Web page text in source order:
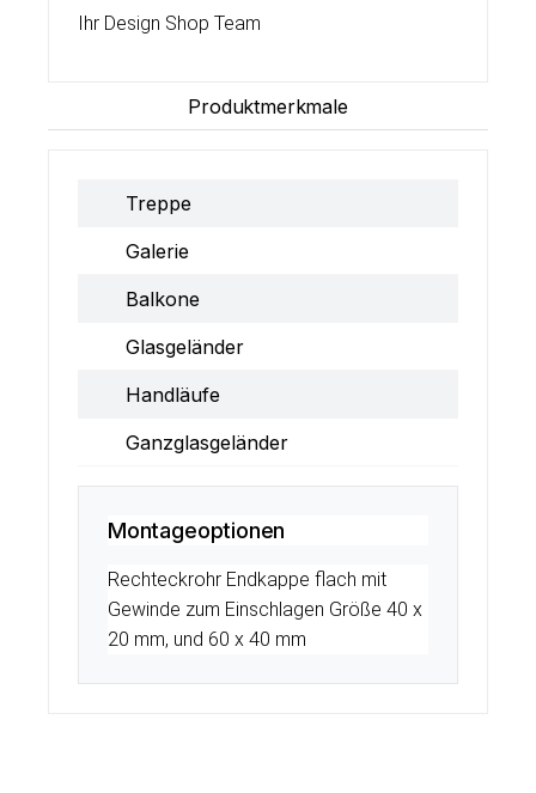
Ihr Design Shop Team
Produktmerkmale
Treppe
Galerie
Balkone
Glasgeländer
Handläufe
Ganzglasgeländer
Montageoptionen
Rechteckrohr Endkappe flach mit
Gewinde zum Einschlagen Größe 40 x
20 mm, und 60 x 40 mm